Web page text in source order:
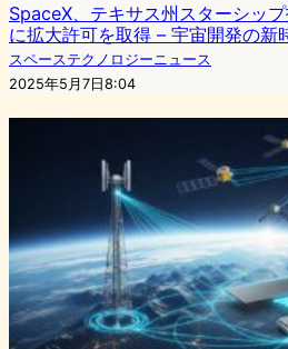
SpaceX、テキサス州スターシッ
に拡大許可を取得 – 宇宙開発の新
スペーステクノロジーニュース
2025年5月7日8:04